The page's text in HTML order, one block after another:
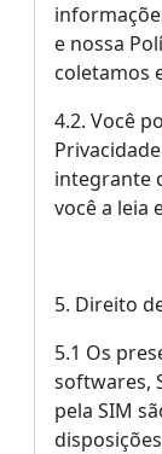
e nossa
coletamos
4.2. Você
integrante
você a leia
5. Direito
5.1 Os
softwares,
pela SIM